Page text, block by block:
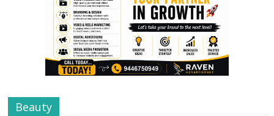
Beauty